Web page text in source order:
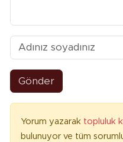
Gönder
Yorum yazarak topluluk
bulunuyor ve tüm